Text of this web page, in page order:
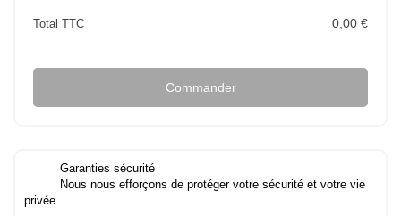
Total TTC 0,00 €
Commander
Garanties sécurité
Nous nous efforçons de protéger votre sécurité et votre vie
privée.